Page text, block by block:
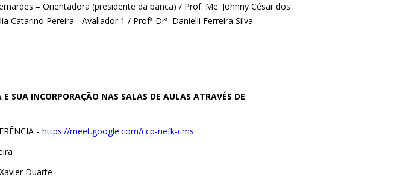
– Orientadora (presidente da banca) / Prof. Me. Johnny César dos
Catarino Pereira - Avaliador 1 / Profª Drª. Danielli Ferreira Silva -
SUA INCORPORAÇÃO NAS SALAS DE AULAS ATRAVÉS DE
- https://meet.google.com/ccp-nefk-cms
Duarte